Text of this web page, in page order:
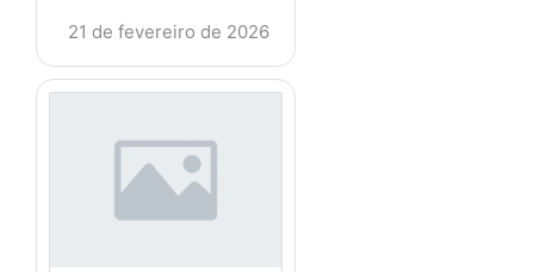
21 de fevereiro de 2026